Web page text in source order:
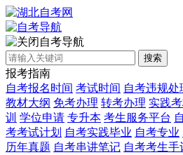
自考导航
搜索
报考指南
自考报名时间 考试时间 自考违规处
教材大纲 免考办理 转考办理 实践
训 学位申请 专升本 考生服务平台
考考试计划 自考实践毕业 自考专业
历年真题 自考串讲笔记 自考考生手